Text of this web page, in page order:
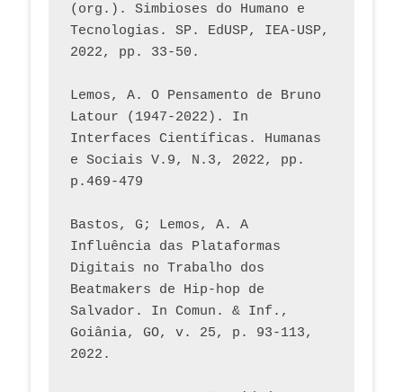
(org.). Simbioses do Humano e
Tecnologias. SP. EdUSP, IEA-USP,
2022, pp. 33-50.
Lemos, A. O Pensamento de Bruno
Latour (1947-2022). In
Interfaces Científicas. Humanas
e Sociais V.9, N.3, 2022, pp.
p.469-479
Bastos, G; Lemos, A. A
Influência das Plataformas
Digitais no Trabalho dos
Beatmakers de Hip-hop de
Salvador. In Comun. & Inf.,
Goiânia, GO, v. 25, p. 93-113,
2022.